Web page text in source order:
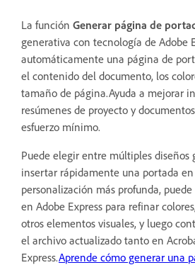
La función Generar página de
generativa con tecnología de Adobe
automáticamente una página de
el contenido del documento, los
tamaño de página.Ayuda a mejorar
resúmenes de proyecto y
esfuerzo mínimo.
Puede elegir entre múltiples diseños
insertar rápidamente una portada en
personalización más profunda,
en Adobe Express para refinar
otros elementos visuales, y luego
el archivo actualizado tanto en
Express.Aprende cómo generar una